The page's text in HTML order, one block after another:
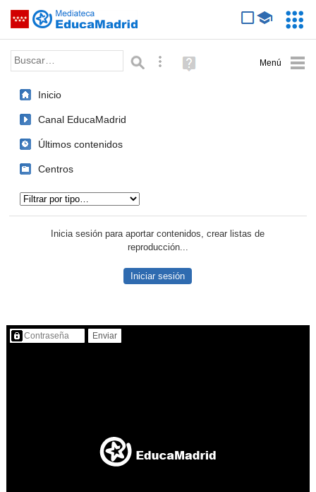
Saltar navegación
Palabra o frase: Búsqueda avanzada
Ayuda
(en
Inicio
Canal EducaMadrid
Últimos contenidos
Centros
Inicia sesión para aportar contenidos, crear listas de
reproducción...
Iniciar sesión
Contenido protegido…